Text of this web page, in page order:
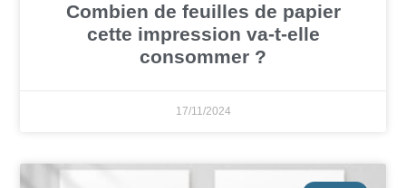
Combien de feuilles de papier
cette impression va-t-elle
consommer ?
17/11/2024